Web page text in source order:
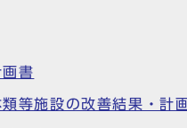
書
等施設の改善結果・計